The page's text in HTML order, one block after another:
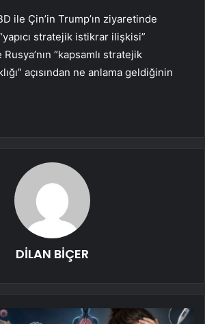
ile Çin’in Trump’ın ziyaretinde
stratejik istikrar ilişkisi”
“kapsamlı stratejik
açısından ne anlama geldiğinin
DİLAN BİÇER